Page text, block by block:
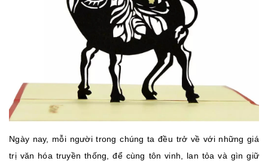
Ngày nay, mỗi người trong chúng ta đều trở về với những giá
trị văn hóa truyền thống, để cùng tôn vinh, lan tỏa và gìn giữ